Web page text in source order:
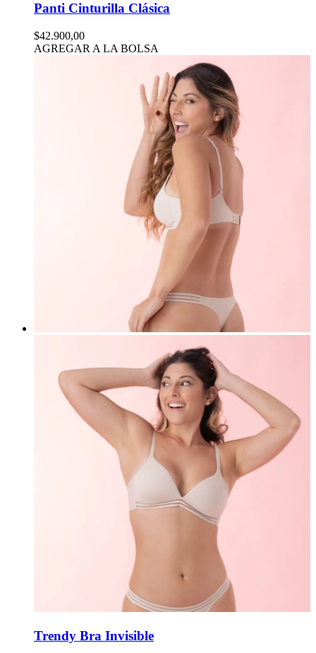
Panti Cinturilla Clásica
$42.900,00
AGREGAR A LA BOLSA
Trendy Bra Invisible